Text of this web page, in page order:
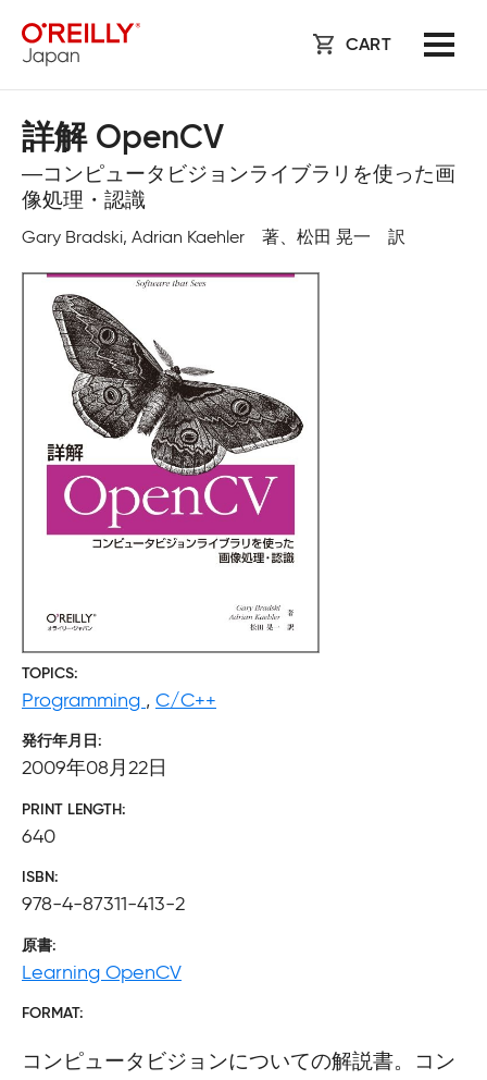
CART
詳解 OpenCV
―コンピュータビジョンライブラリを使った画
像処理・認識
Gary Bradski, Adrian Kaehler 著、松田 晃一 訳
TOPICS
Programming , C/C++
発行年月日
2009年08月22日
PRINT LENGTH
640
ISBN
978-4-87311-413-2
原書
Learning OpenCV
FORMAT
コンピュータビジョンについての解説書。コン